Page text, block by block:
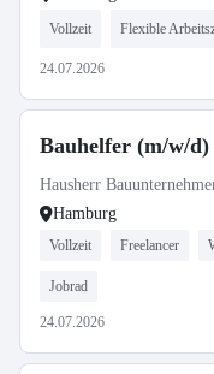
Vollzeit Flexible
24.07.2026
Bauhelfer (m/w/d)
Hausherr
Hamburg
Vollzeit Freelancer
Jobrad
24.07.2026